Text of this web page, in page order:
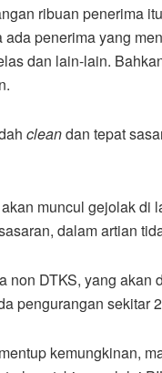
ribuan penerima
ada penerima yang
dan lain-lain.
cleandan tepat
muncul gejolak
dalam artian
non DTKS, yang
pengurangan sekitar
kemungkinan,